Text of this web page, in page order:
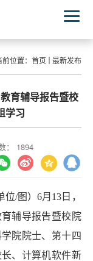
前位置： 首页 最新发布
育辅导报告暨校
学习
1894
/图）6月13日，
辅导报告暨校院
院院士、第十四
、计算机软件新